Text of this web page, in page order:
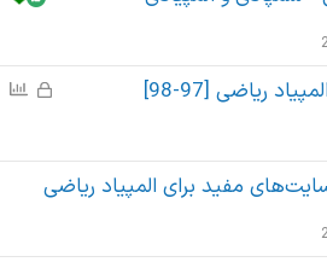
ق
ش
ن
ریاضی [97-98]
مفید برای المپیاد ریاضی